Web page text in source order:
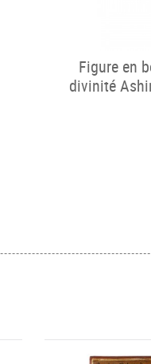
Figure en
divinité